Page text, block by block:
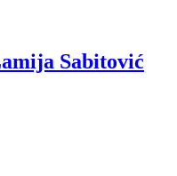
Sabitović